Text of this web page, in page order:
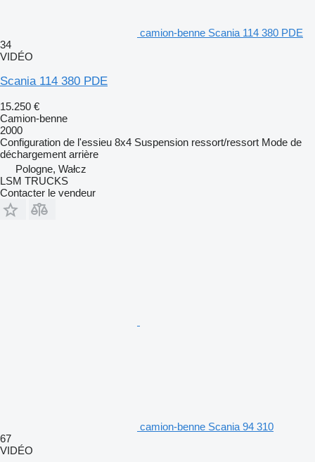
camion-benne Scania 114 380 PDE
34
VIDÉO
Scania 114 380 PDE
15.250 €
Camion-benne
2000
Configuration de l'essieu 8x4 Suspension ressort/ressort Mode de
déchargement arrière
Pologne, Wałcz
LSM TRUCKS
Contacter le vendeur
camion-benne Scania 94 310
67
VIDÉO